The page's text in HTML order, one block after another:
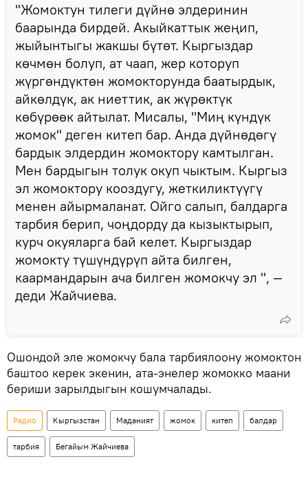
"Жомоктун тилеги дүйнө элдеринин
баарында бирдей. Акыйкаттык жеңип,
жыйынтыгы жакшы бүтөт. Кыргыздар
көчмөн болуп, ат чаап, жер которуп
жүргөндүктөн жомокторунда баатырдык,
айкөлдүк, ак ниеттик, ак жүрөктүк
көбүрөөк айтылат. Мисалы, "Миң күндүк
жомок" деген китеп бар. Анда дүйнөдөгү
бардык элдердин жомоктору камтылган.
Мен бардыгын толук окуп чыктым. Кыргыз
эл жомоктору кооздугу, жеткиликтүүгү
менен айырмаланат. Ойго салып, балдарга
тарбия берип, чоңдорду да кызыктырып,
курч окуяларга бай келет. Кыргыздар
жомокту түшүндүрүп айта билген,
каармандарын ача билген жомокчу эл ", —
деди Жайчиева.
Ошондой эле жомокчу бала тарбиялоону жомоктон
баштоо керек экенин, ата-энелер жомокко маани
бериши зарылдыгын кошумчалады.
Радио Кыргызстан Маданият жомок китеп балдар
тарбия Бегайым Жайчиева